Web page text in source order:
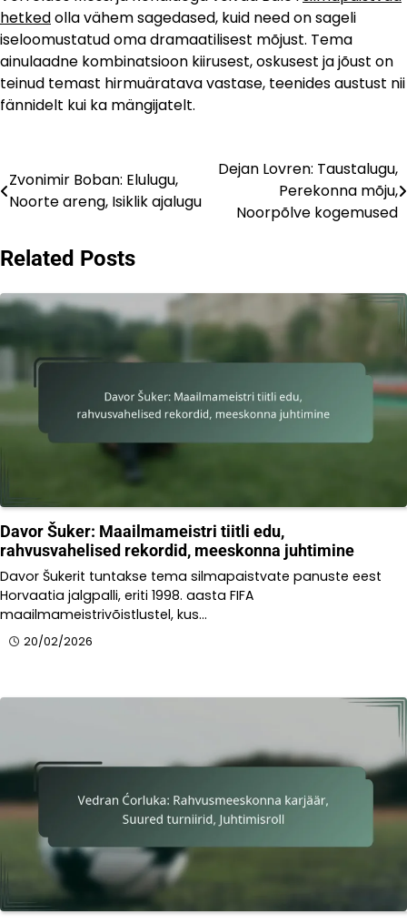
hetkedolla vähem sagedased, kuid need on sageli
iseloomustatud oma dramaatilisest mõjust. Tema
ainulaadne kombinatsioon kiirusest, oskusest ja jõust on
teinud temast hirmuäratava vastase, teenides austust nii
fännidelt kui ka mängijatelt.
Post
navigation
Zvonimir Boban: Elulugu,
Noorte areng, Isiklik ajalugu
Dejan Lovren: Taustalugu,
Perekonna mõju,
Noorpõlve kogemused
Related Posts
Davor Šuker: Maailmameistri tiitli edu,
rahvusvahelised rekordid, meeskonna juhtimine
Davor Šukerit tuntakse tema silmapaistvate panuste eest
Horvaatia jalgpalli, eriti 1998. aasta FIFA
maailmameistrivõistlustel, kus…
20/02/2026